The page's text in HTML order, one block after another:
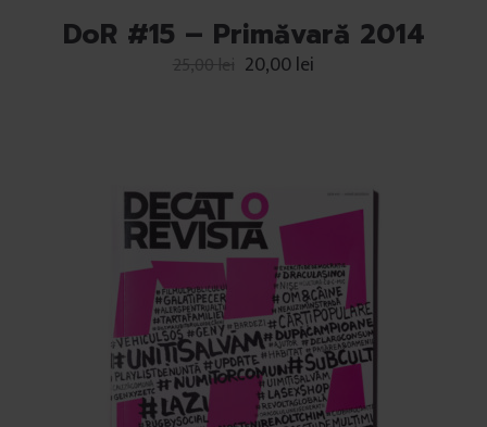
DoR #15 – Primăvară 2014
25,00lei 20,00lei